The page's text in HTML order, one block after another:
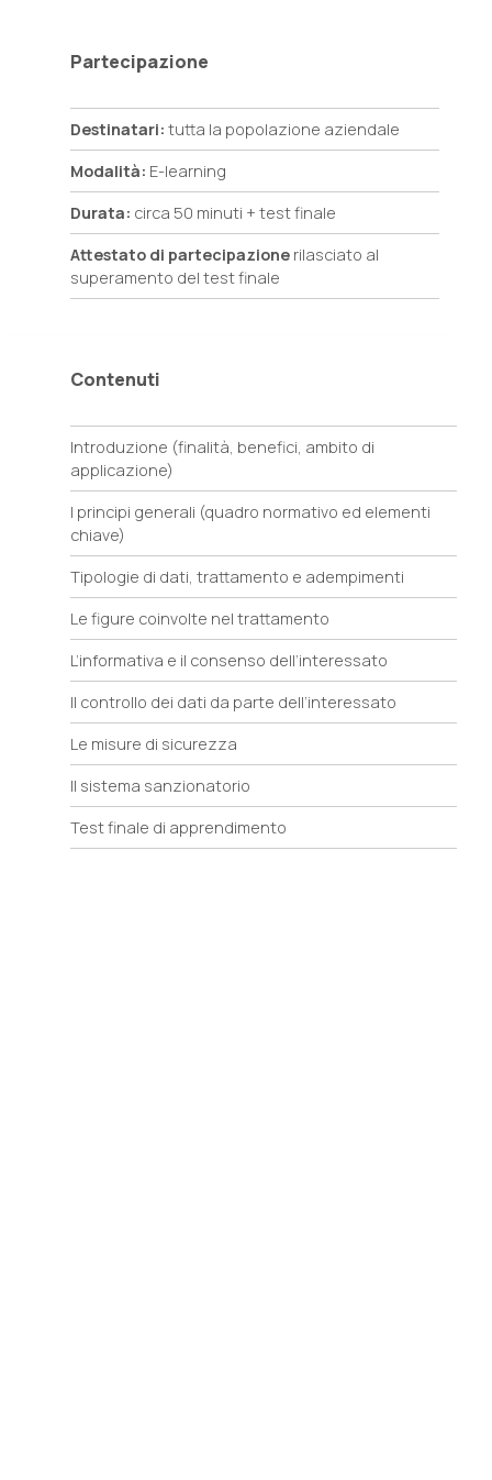
Partecipazione
Destinatari: tutta la popolazione aziendale
Modalità: E-learning
Durata: circa 50 minuti + test finale
Attestato di partecipazione rilasciato al
superamento del test finale
Contenuti
Introduzione (finalità, benefici, ambito di
applicazione)
I principi generali (quadro normativo ed elementi
chiave)
Tipologie di dati, trattamento e adempimenti
Le figure coinvolte nel trattamento
L’informativa e il consenso dell’interessato
Il controllo dei dati da parte dell’interessato
Le misure di sicurezza
Il sistema sanzionatorio
Test finale di apprendimento